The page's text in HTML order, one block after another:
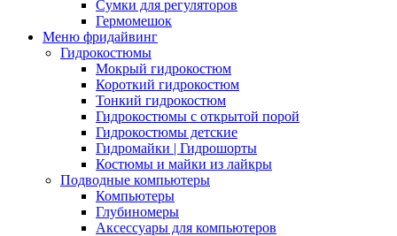
Сумки для регуляторов
Гермомешок
Меню фридайвинг
Гидрокостюмы
Мокрый гидрокостюм
Короткий гидрокостюм
Тонкий гидрокостюм
Гидрокостюмы с открытой порой
Гидрокостюмы детские
Гидромайки | Гидрошорты
Костюмы и майки из лайкры
Подводные компьютеры
Компьютеры
Глубиномеры
Аксессуары для компьютеров